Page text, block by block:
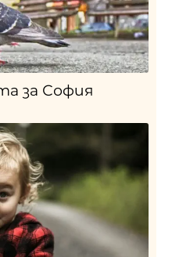
за София